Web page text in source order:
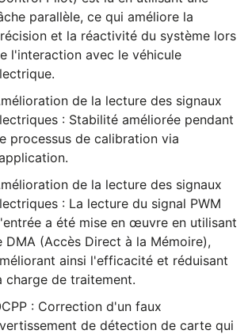
parallèle, ce qui améliore la
et la réactivité du système lors
l'interaction avec le véhicule
de la lecture des signaux
: Stabilité améliorée pendant
processus de calibration via
de la lecture des signaux
: La lecture du signal PWM
a été mise en œuvre en utilisant
DMA (Accès Direct à la Mémoire),
ainsi l'efficacité et réduisant
charge de traitement.
: Correction d'un faux
de détection de carte qui